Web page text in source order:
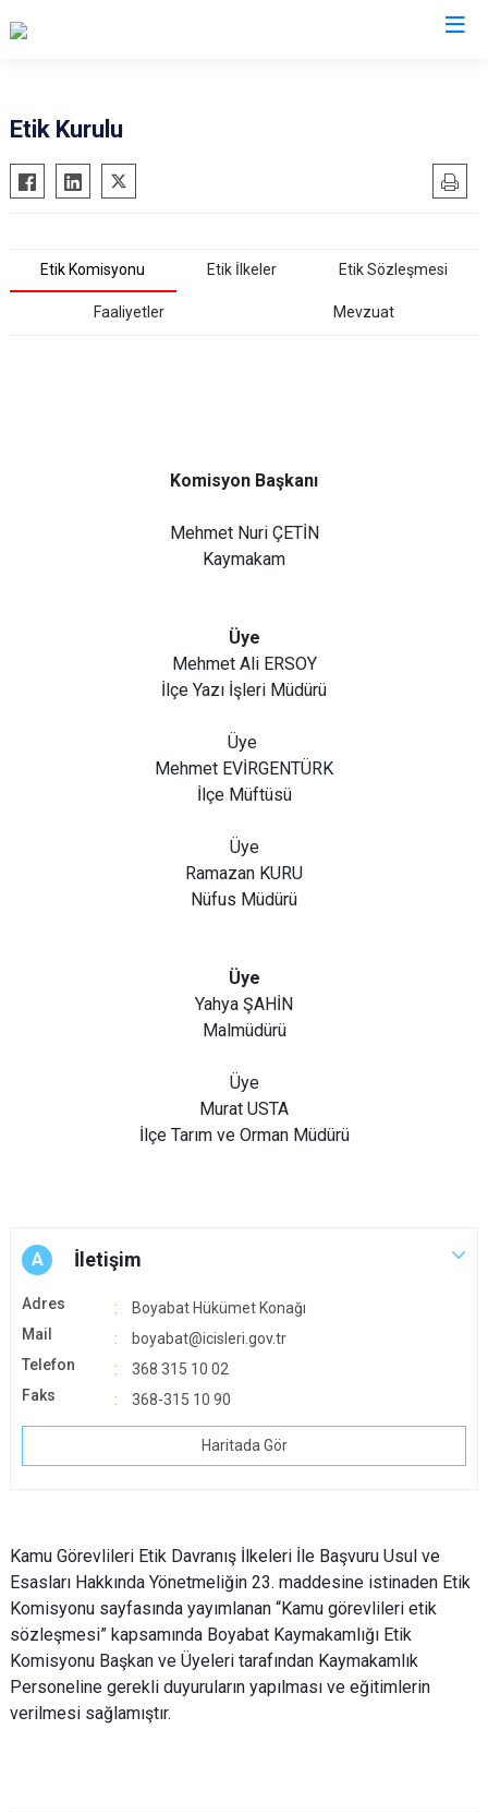
Ayancık
Boyabat
Durağan
Etik Kurulu
Etik Komisyonu Etik İlkeler Etik Sözleşmesi
Faaliyetler Mevzuat
Komisyon Başkanı
Mehmet Nuri ÇETİN
Kaymakam
Üye
Mehmet Ali ERSOY
İlçe Yazı İşleri Müdürü
Üye
Mehmet EVİRGENTÜRK
İlçe Müftüsü
Üye
Ramazan KURU
Nüfus Müdürü
Üye
Yahya ŞAHİN
Malmüdürü
Üye
Murat USTA
İlçe Tarım ve Orman Müdürü
A İletişim
Adres
Boyabat Hükümet Konağı
Mail
boyabat@icisleri.gov.tr
Telefon
368 315 10 02
Faks
368-315 10 90
Haritada Gör
Kamu Görevlileri Etik Davranış İlkeleri İle Başvuru Usul ve
Esasları Hakkında Yönetmeliğin 23. maddesine istinaden Etik
Komisyonu sayfasında yayımlanan “Kamu görevlileri etik
sözleşmesi” kapsamında Boyabat Kaymakamlığı Etik
Komisyonu Başkan ve Üyeleri tarafından Kaymakamlık
Personeline gerekli duyuruların yapılması ve eğitimlerin
verilmesi sağlamıştır.